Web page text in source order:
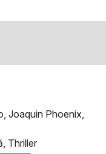
Joaquin Phoenix,
Thriller